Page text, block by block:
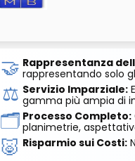
🤝 Rappresentanza
rappresentando solo
⚖️ Servizio Imparziale:
gamma più ampia di
🗂️ Processo Completo:
planimetrie,
🐷 Risparmio sui Costi: